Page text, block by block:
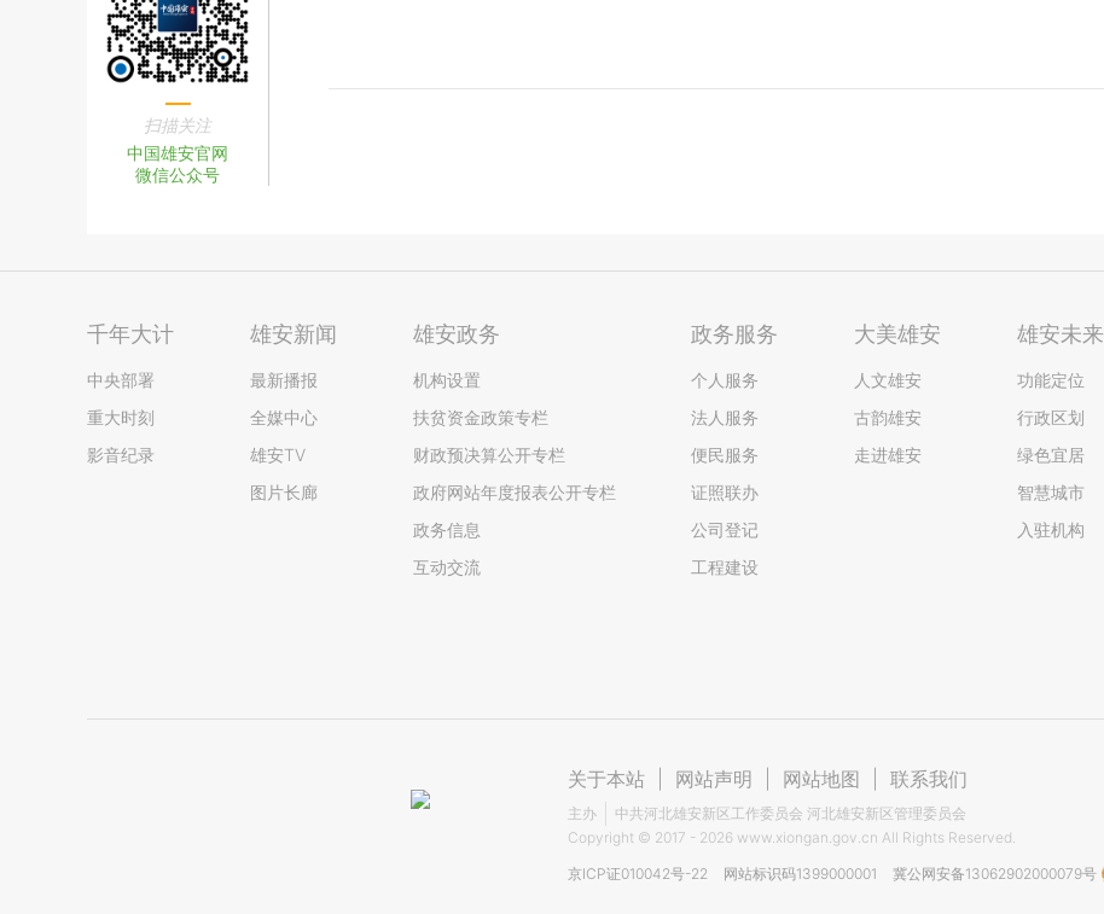
扫描关注
中国雄安官网
微信公众号
千年大计
中央部署
重大时刻
影音纪录
雄安新闻
最新播报
全媒中心
雄安TV
图片长廊
雄安政务
机构设置
扶贫资金政策专栏
财政预决算公开专栏
政府网站年度报表公开专栏
政务信息
互动交流
政务服务
个人服务
法人服务
便民服务
证照联办
公司登记
工程建设
大美雄安
人文雄安
古韵雄安
走进雄安
雄安未来
功能定位
行政区划
绿色宜居
智慧城市
入驻机构
关于本站 网站声明 网站地图 联系我们
主办
中共河北雄安新区工作委员会 河北雄安新区管理委员会
Copyright © 2017 - 2026 www.xiongan.gov.cn All Rights Reserved.
京ICP证010042号-22
网站标识码1399000001 冀公网安备13062902000079号